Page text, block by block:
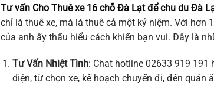
Tư vấn Cho Thuê xe 16 chỗ Đà Lạt để chu du Đà
chỉ là thuê xe, mà là thuê cả một kỷ niệm. Với
của anh ấy thấu hiểu cách khiến bạn vui. Đây là
Tư Vấn Nhiệt Tình: Chat hotline 02633 919 191
diện, từ chọn xe, kế hoạch chuyến đi, đến quán